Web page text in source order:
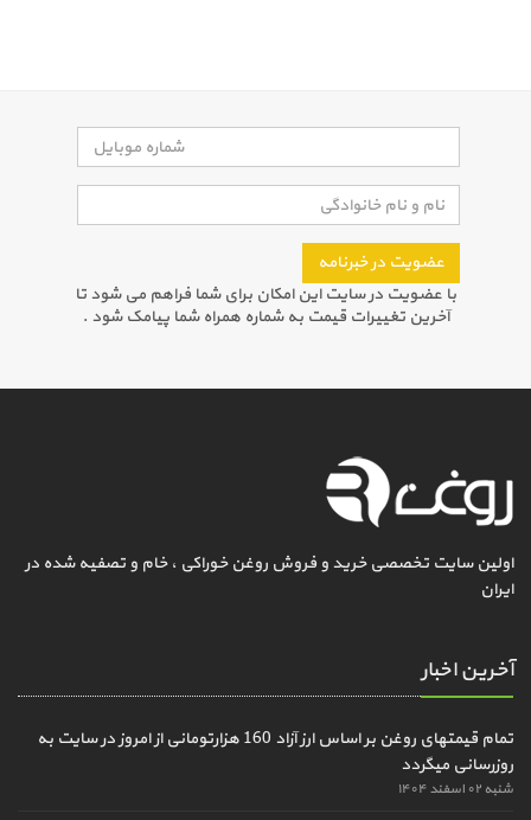
عضویت در خبرنامه
با عضویت در سایت این امکان برای شما فراهم می شود تا
آخرین تغییرات قیمت به شماره همراه شما پیامک شود .
اولین سایت تخصصی خرید و فروش روغن خوراکی ، خام و تصفیه شده در
ایران
آخرین اخبار
تمام قیمتهای روغن بر اساس ارز آزاد 160 هزارتومانی از امروز در سایت به
روزرسانی میگردد
شنبه ۰۲ اسفند ۱۴۰۴